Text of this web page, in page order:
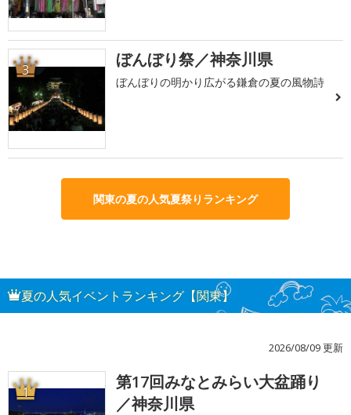
3 ぼんぼり祭／神奈川県
ぼんぼりの明かり広がる鎌倉の夏の風物詩
関東の夏の人気夏祭りランキング
夏の人気イベントランキング【関東】
2026/08/09 更新
1
第17回みなとみらい大盆踊り
／神奈川県